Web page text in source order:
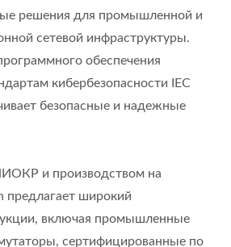
решения для промышленной и
сетевой инфраструктуры.
обеспечения
кибербезопасности IEC
безопасные и надежные
и производством на
предлагает широкий
включая промышленные
сертифицированные по